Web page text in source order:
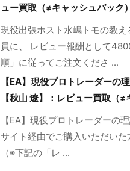
ュー買取（≠キャッシュバック）
現役出張ホスト水嶋トモの教
員に、 レビュー報酬として
順」に従ってご注文くださ ...
【EA】現役プロトレーダー
【秋山 遼】：レビュー買取（≠
【EA】現役プロトレーダーの
サイト経由でご購入いただい
（※下記の「レ ...